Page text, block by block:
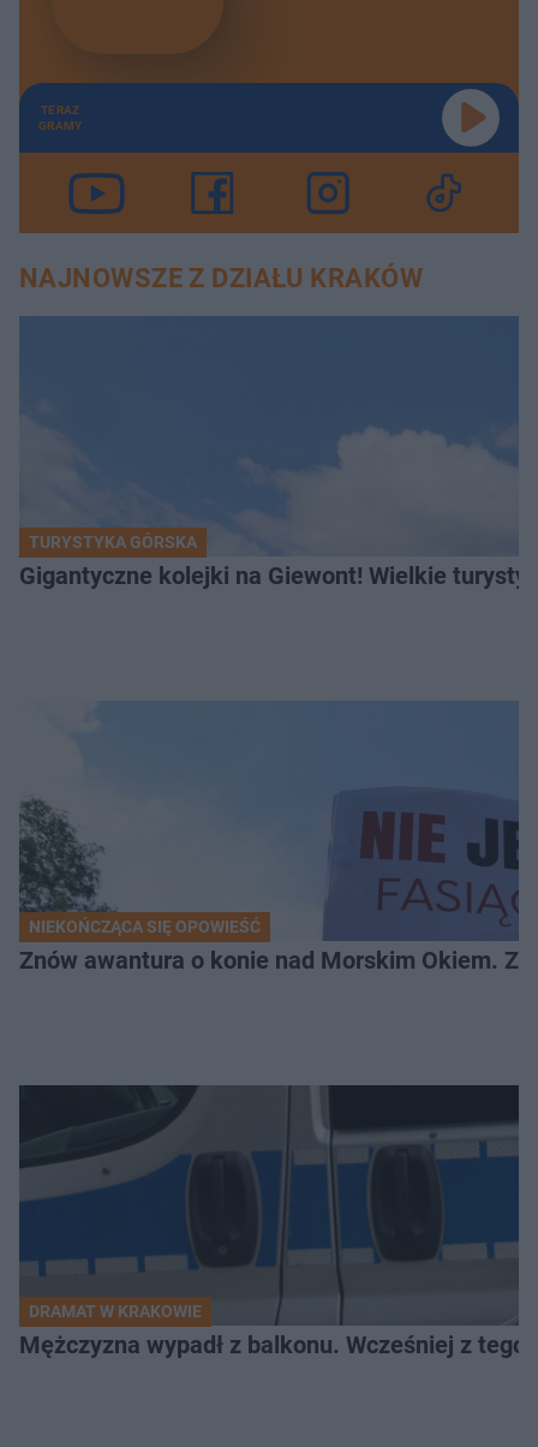
TERAZ
GRAMY
NAJNOWSZE Z DZIAŁU KRAKÓW
TURYSTYKA GÓRSKA
Gigantyczne kolejki na Giewont! Wielkie
NIEKOŃCZĄCA SIĘ OPOWIEŚĆ
Znów awantura o konie nad Morskim Okiem.
DRAMAT W KRAKOWIE
Mężczyzna wypadł z balkonu. Wcześniej z